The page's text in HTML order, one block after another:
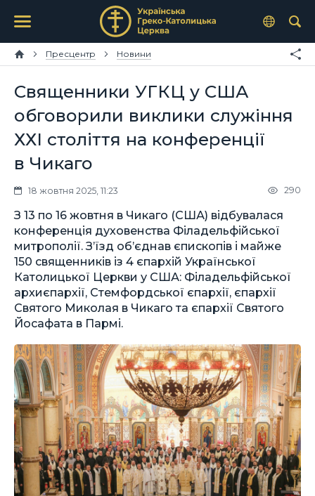
Пресцентр Новини
Священники УГКЦ у США
обговорили виклики служіння
ХХІ століття на конференції
в Чикаго
18 жовтня 2025, 11:23 290
З 13 по 16 жовтня в Чикаго (США) відбувалася
конференція духовенства Філадельфійської
митрополії. З’їзд об’єднав єпископів і майже
150 священників із 4 єпархій Української
Католицької Церкви у США: Філадельфійської
архиєпархії, Стемфордської єпархії, єпархії
Святого Миколая в Чикаго та єпархії Святого
Йосафата в Пармі.